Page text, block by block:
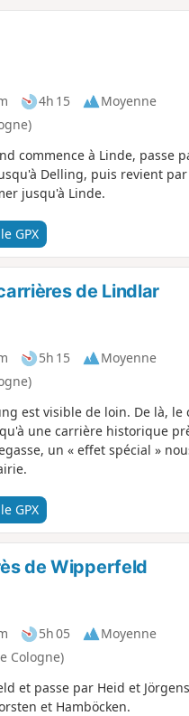
4h 15
Moyenne
commence à Linde, passe
Delling, puis revient
jusqu'à Linde.
GPX
de Lindlar
5h 15
Moyenne
est visible de loin. De là,
une carrière historique
un « effet spécial »
GPX
de Wipperfeld
5h 05
Moyenne
Cologne)
et passe par Heid et
et Hamböcken.